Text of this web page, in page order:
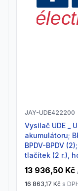
JAY-UDE422200
Vysílač UDE _ UDE422200; 433 MHz; Bez
akumulátoru;
BPDV-BPDV
tlačítek (2 r.),
13 936,50 Kč
16 863,17 Kč s